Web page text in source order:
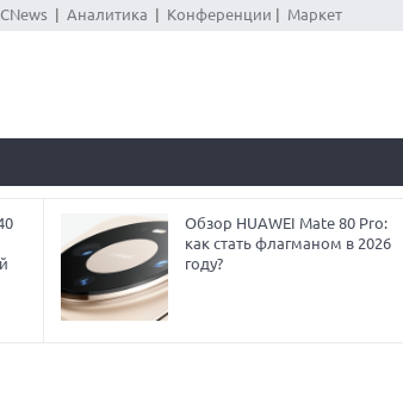
CNews| Аналитика Конференции Маркет
Обзор HUAWEI Mate 80 Pro:
как стать флагманом в 2026
году?